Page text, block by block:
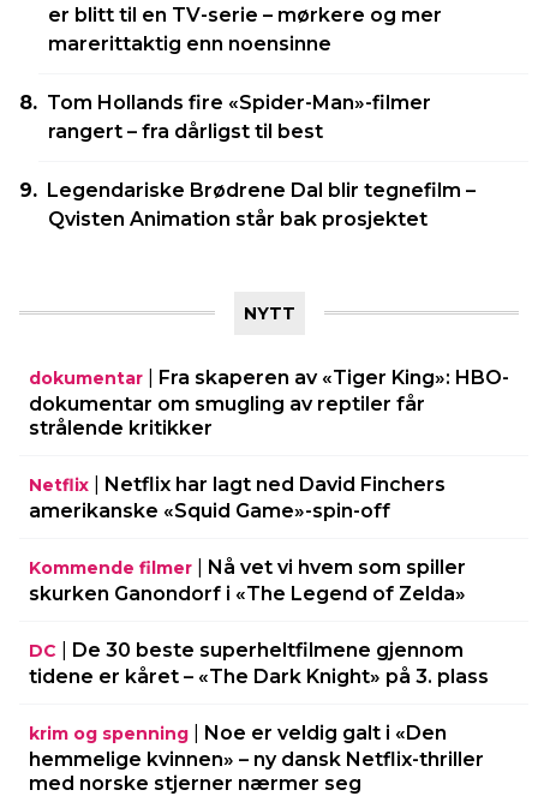
er blitt til en TV-serie – mørkere og mer
marerittaktig enn noensinne
Tom Hollands fire «Spider-Man»-filmer
rangert – fra dårligst til best
Legendariske Brødrene Dal blir tegnefilm –
Qvisten Animation står bak prosjektet
NYTT
dokumentar
Fra skaperen av «Tiger King»: HBO-
dokumentar om smugling av reptiler får
strålende kritikker
Netflix
Netflix har lagt ned David Finchers
amerikanske «Squid Game»-spin-off
Kommende filmer
Nå vet vi hvem som spiller
skurken Ganondorf i «The Legend of Zelda»
DC
De 30 beste superheltfilmene gjennom
tidene er kåret – «The Dark Knight» på 3. plass
krim og spenning
Noe er veldig galt i «Den
hemmelige kvinnen» – ny dansk Netflix-thriller
med norske stjerner nærmer seg